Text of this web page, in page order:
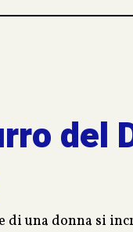
del
di una donna si